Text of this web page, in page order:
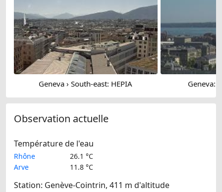
Geneva › South-east: HEPIA Geneva:
Observation actuelle
Température de l'eau
Rhône
26.1 °C
Arve
11.8 °C
Station: Genève-Cointrin, 411 m d'altitude